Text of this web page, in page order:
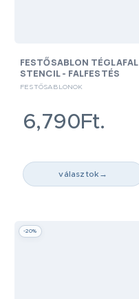
FESTŐSABLON TÉGLAFAL
STENCIL - FALFESTÉS
FESTŐSABLONOK
6,790Ft.
választok →
-20%